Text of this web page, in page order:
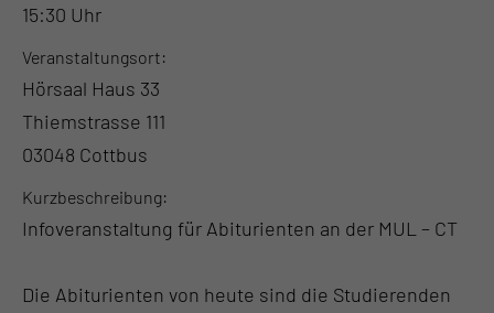
15:30 Uhr
Veranstaltungsort
Hörsaal Haus 33
Thiemstrasse 111
03048 Cottbus
Kurzbeschreibung
Infoveranstaltung für Abiturienten an der MUL – CT
Die Abiturienten von heute sind die Studierenden